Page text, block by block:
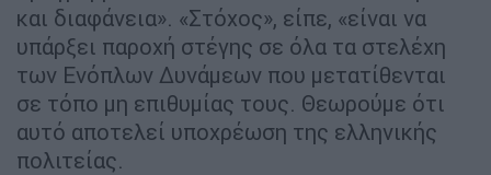
και διαφάνεια». «Στόχος», είπε, «είναι να
υπάρξει παροχή στέγης σε όλα τα στελέχη
των Ενόπλων Δυνάμεων που μετατίθενται
σε τόπο μη επιθυμίας τους. Θεωρούμε ότι
αυτό αποτελεί υποχρέωση της ελληνικής
πολιτείας.